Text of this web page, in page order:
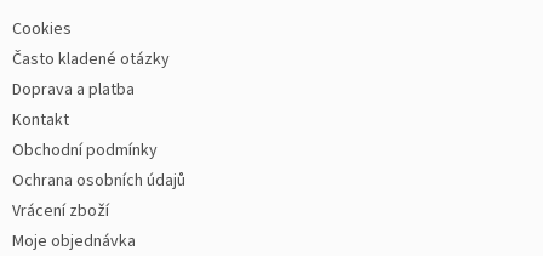
Cookies
Často kladené otázky
Doprava a platba
Kontakt
Obchodní podmínky
Ochrana osobních údajů
Vrácení zboží
Moje objednávka